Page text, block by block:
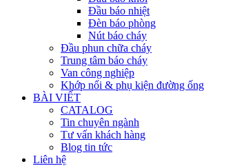
Đầu báo nhiệt
Đèn báo phòng
Nút báo cháy
Đầu phun chữa cháy
Trung tâm báo cháy
Van công nghiệp
Khớp nối & phụ kiện đường ống
BÀI VIẾT
CATALOG
Tin chuyên ngành
Tư vấn khách hàng
Blog tin tức
Liên hệ